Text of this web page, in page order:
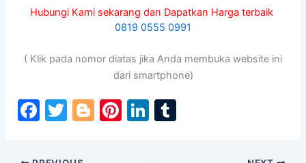
Hubungi Kami sekarang dan Dapatkan Harga terbaik
0819 0555 0991
( Klik pada nomor diatas jika Anda membuka website ini
dari smartphone)
F
c
T
itt
Bl Pi Li